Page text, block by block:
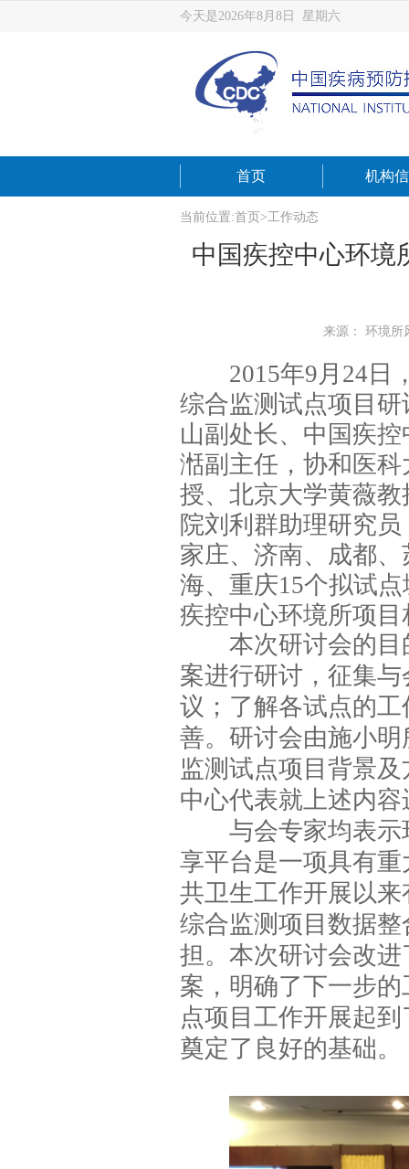
今天是2026年8月8日 星期六
首页 机构
当前位置:首页 >工作动态
中国疾控中心环境
来源： 环境所
2015年9月24日
综合监测试点项目
山副处长、中国疾
湉副主任，协和医
授、北京大学黄薇
院刘利群助理研究
家庄、济南、成都
海、重庆15个拟试
疾控中心环境所项
本次研讨会的目
案进行研讨，征集
议；了解各试点的
善。研讨会由施小
监测试点项目背景
中心代表就上述内
与会专家均表示
享平台是一项具有
共卫生工作开展以
综合监测项目数据
担。本次研讨会改
案，明确了下一步
点项目工作开展起
奠定了良好的基础。